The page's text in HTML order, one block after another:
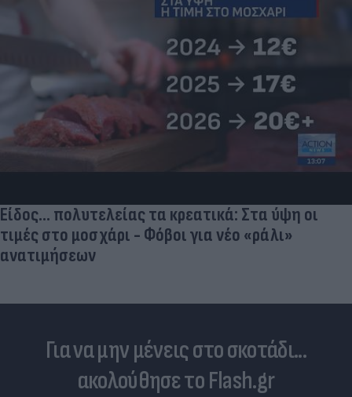
Είδος... πολυτελείας τα κρεατικά: Στα ύψη οι
τιμές στο μοσχάρι - Φόβοι για νέο «ράλι»
ανατιμήσεων
Για να μην μένεις στο σκοτάδι...
ακολούθησε το Flash.gr